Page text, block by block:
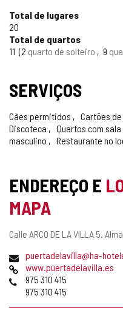
Total de lugares
20
Total de quartos
11 2 quarto de solteiro 9
SERVIÇOS
Cães permitidos Cartões
Discoteca
Quartos com sala
masculino
Restaurante no
ENDEREÇO E
MAPA
Endereço
Calle ARCO DE LA VILLA 5.
Endereço
de
email
puertadelavilla@ha-
Pagina
web
www.puertadelavilla.es
Telefones
975 310 415
975 310 415